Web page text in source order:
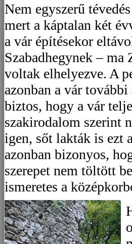
Nem egyszerű
mert a káptalan két
a vár építésekor
Szabadhegynek – ma
voltak elhelyezve. A
azonban a vár
biztos, hogy a vár
szakirodalom szerint
igen, sőt lakták is ezt
azonban bizonyos,
szerepet nem töltött
ismeretes a